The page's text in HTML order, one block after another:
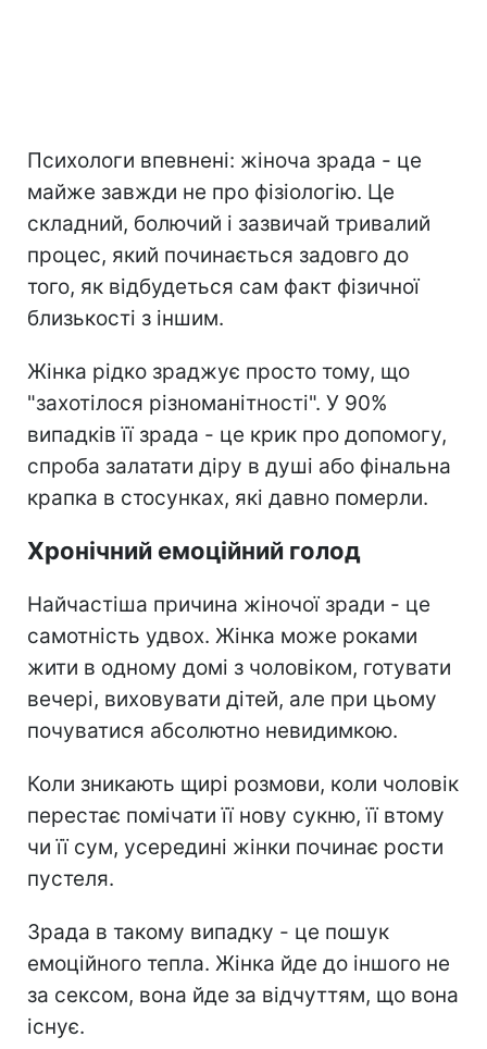
Психологи впевнені: жіноча зрада - це
майже завжди не про фізіологію. Це
складний, болючий і зазвичай тривалий
процес, який починається задовго до
того, як відбудеться сам факт фізичної
близькості з іншим.
Жінка рідко зраджує просто тому, що
"захотілося різноманітності". У 90%
випадків її зрада - це крик про допомогу,
спроба залатати діру в душі або фінальна
крапка в стосунках, які давно померли.
Хронічний емоційний голод
Найчастіша причина жіночої зради - це
самотність удвох. Жінка може роками
жити в одному домі з чоловіком, готувати
вечері, виховувати дітей, але при цьому
почуватися абсолютно невидимкою.
Коли зникають щирі розмови, коли чоловік
перестає помічати її нову сукню, її втому
чи її сум, усередині жінки починає рости
пустеля.
Зрада в такому випадку - це пошук
емоційного тепла. Жінка йде до іншого не
за сексом, вона йде за відчуттям, що вона
існує.